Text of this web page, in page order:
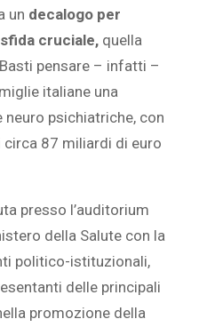
un decalogo per
sfida cruciale, quella
pensare – infatti –
italiane una
psichiatriche, con
87 miliardi di euro
presso l’auditorium
della Salute con la
politico-istituzionali,
delle principali
promozione della